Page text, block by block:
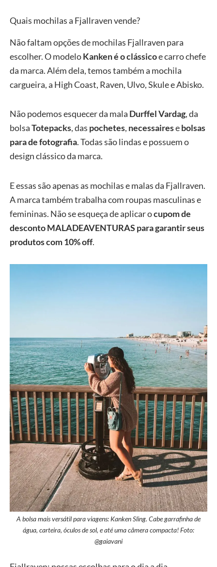
Quais mochilas a Fjallraven vende?
Não faltam opções de mochilas Fjallraven para
escolher. O modeloKanken é o clássicoe carro chefe
da marca. Além dela, temos também a mochila
cargueira, a High Coast, Raven, Ulvo, Skule e Abisko.
Não podemos esquecer da mala Durffel Vardag, da
bolsaTotepacks, das pochetes, necessairesebolsas
para de fotografia. Todas são lindas e possuem o
design clássico da marca.
E essas são apenas as mochilas e malas da Fjallraven.
A marca também trabalha com roupas masculinas e
femininas. Não se esqueça de aplicar ocupom de
desconto MALADEAVENTURAS para garantir seus
produtos com 10% off.
A bolsa mais versátil para viagens: Kanken Sling. Cabe garrafinha de
água, carteira, óculos de sol, e até uma câmera compacta! Foto:
@gaiavani